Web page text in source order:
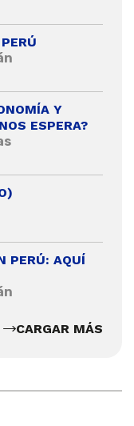
Y
ESPERA?
PERÚ: AQUÍ
CARGAR MÁS